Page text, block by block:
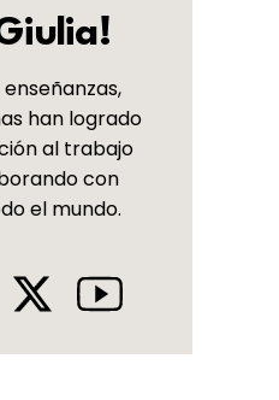
han logrado
al trabajo
con
el mundo.